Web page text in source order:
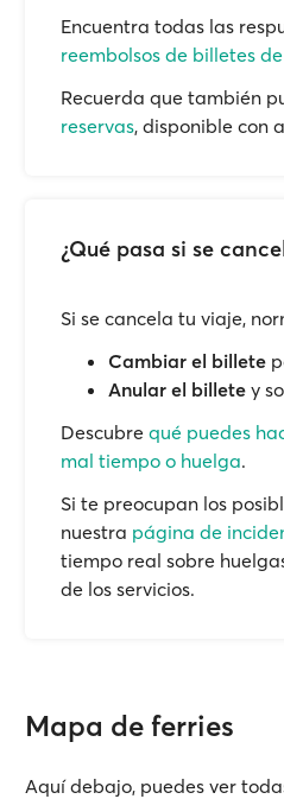
Encuentra todas las
reembolsos de billetes
Recuerda que también
reservas, disponible con
¿Qué pasa si se
Si se cancela tu viaje,
Cambiar el billete
Anular el billete y
Descubre qué puedes
mal tiempo o huelga.
Si te preocupan los
nuestra página de
tiempo real sobre
de los servicios.
Mapa de ferries
Aquí debajo, puedes ver